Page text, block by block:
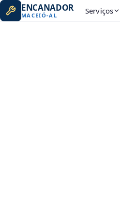
ENCANADOR
MACEIÓ-AL Serviços